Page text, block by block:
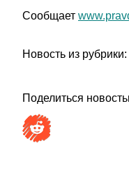
Сообщает
Новость из рубрики:
Поделиться